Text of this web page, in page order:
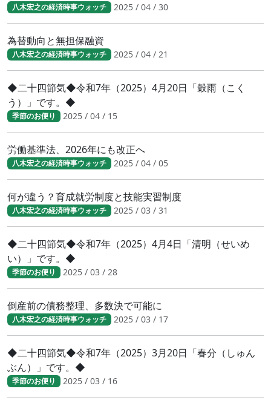
八木宏之の経済時事ウォッチ 2025 / 04 / 30
為替動向と無担保融資
八木宏之の経済時事ウォッチ 2025 / 04 / 21
◆二十四節気◆令和7年（2025）4月20日「穀雨（こく
う）」です。◆
季節のお便り 2025 / 04 / 15
労働基準法、2026年にも改正へ
八木宏之の経済時事ウォッチ 2025 / 04 / 05
何が違う？育成就労制度と技能実習制度
八木宏之の経済時事ウォッチ 2025 / 03 / 31
◆二十四節気◆令和7年（2025）4月4日「清明（せいめ
い）」です。◆
季節のお便り 2025 / 03 / 28
倒産前の債務整理、多数決で可能に
八木宏之の経済時事ウォッチ 2025 / 03 / 17
◆二十四節気◆令和7年（2025）3月20日「春分（しゅん
ぶん）」です。◆
季節のお便り 2025 / 03 / 16